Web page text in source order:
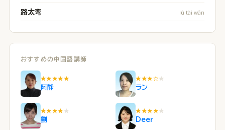
路太弯 lù tài wān
おすすめの中国語講師
★★★★★
阿静
★★★☆ ★
ラン
★★★★ ★
劉
★★★★ ★
Deer